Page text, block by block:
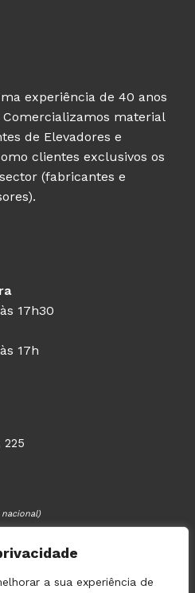
a sua experiência de
experiência de 40 anos
Comercializamos material
de Elevadores e
clientes exclusivos os
sector (fabricantes e
17h30
17h
225
nacional)